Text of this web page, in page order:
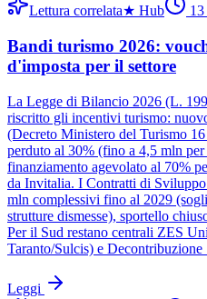
Lettura correlata★ Hub 13
Bandi turismo 2026:
d'imposta per il settore
La Legge di Bilancio 2026 (L.
riscritto gli incentivi turismo:
(Decreto Ministero del Turismo
perduto al 30% (fino a 4,5 mln
finanziamento agevolato al 70%
da Invitalia. I Contratti di
mln complessivi fino al 2029
strutture dismesse), sportello
Per il Sud restano centrali ZES
Taranto/Sulcis) e
Leggi